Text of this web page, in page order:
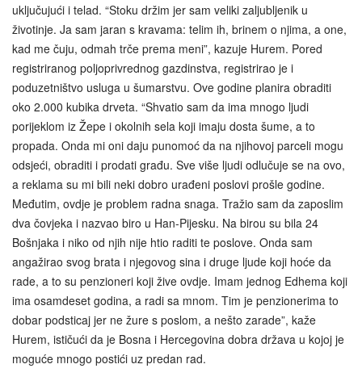
uključujući i telad. “Stoku držim jer sam veliki zaljubljenik u
životinje. Ja sam jaran s kravama: telim ih, brinem o njima, a one,
kad me čuju, odmah trče prema meni”, kazuje Hurem. Pored
registriranog poljoprivrednog gazdinstva, registrirao je i
poduzetništvo usluga u šumarstvu. Ove godine planira obraditi
oko 2.000 kubika drveta. “Shvatio sam da ima mnogo ljudi
porijeklom iz Žepe i okolnih sela koji imaju dosta šume, a to
propada. Onda mi oni daju punomoć da na njihovoj parceli mogu
odsjeći, obraditi i prodati građu. Sve više ljudi odlučuje se na ovo,
a reklama su mi bili neki dobro urađeni poslovi prošle godine.
Međutim, ovdje je problem radna snaga. Tražio sam da zaposlim
dva čovjeka i nazvao biro u Han-Pijesku. Na birou su bila 24
Bošnjaka i niko od njih nije htio raditi te poslove. Onda sam
angažirao svog brata i njegovog sina i druge ljude koji hoće da
rade, a to su penzioneri koji žive ovdje. Imam jednog Edhema koji
ima osamdeset godina, a radi sa mnom. Tim je penzionerima to
dobar podsticaj jer ne žure s poslom, a nešto zarade”, kaže
Hurem, ističući da je Bosna i Hercegovina dobra država u kojoj je
moguće mnogo postići uz predan rad.